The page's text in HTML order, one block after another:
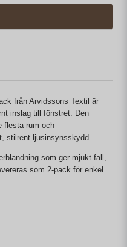
från Arvidssons Textil är
inslag till fönstret. Den
flesta rum och
stilrent ljusinsynsskydd.
som ger mjukt fall,
som 2-pack för enkel